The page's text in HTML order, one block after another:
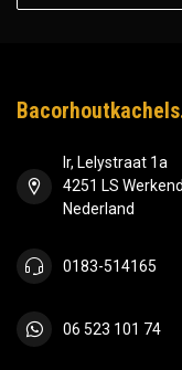
Ir, Lelystraat 1a
4251 LS
Nederland
0183-514165
06 523 101 74